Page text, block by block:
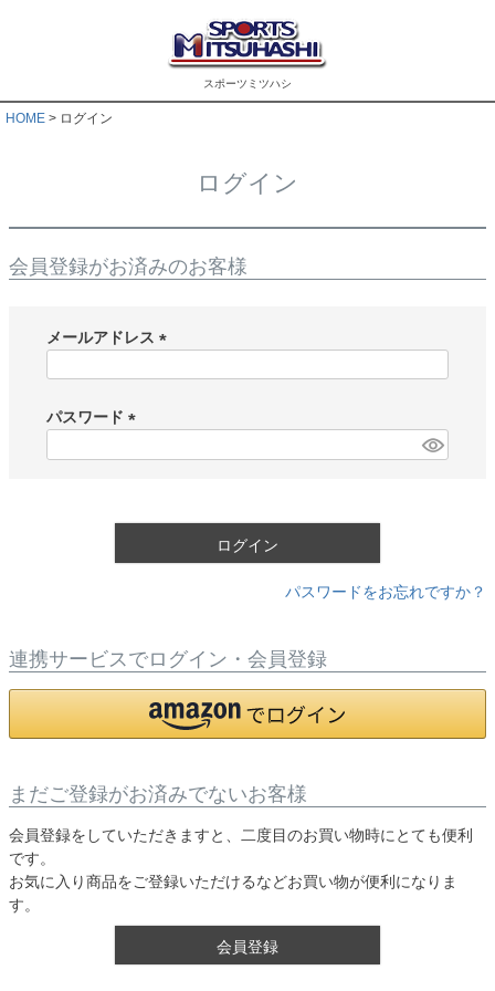
スポーツミツハシ
HOME ログイン
ログイン
会員登録がお済みのお客様
メールアドレス
)
パスワード
ログイン
パスワードをお忘れですか？
連携サービスでログイン・会員登録
まだご登録がお済みでないお客様
会員登録をしていただきますと、二度目のお買い物時にとても便利
です。
お気に入り商品をご登録いただけるなどお買い物が便利になりま
す。
会員登録